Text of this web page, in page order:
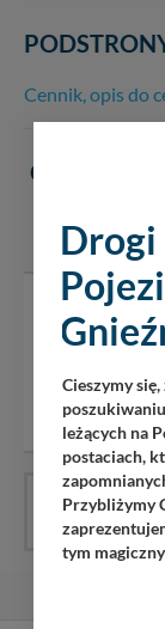
Cennik, opis do
OPINIE
Serwis
treść
niezwiązane
prawo będą
Wpis nie ma
Drogi
Cieszymy
leżących na
postaciach,
Przybliżymy
tym
Pojezierze